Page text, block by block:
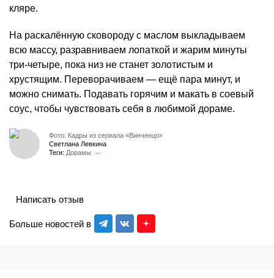
кляре.
На раскалённую сковороду с маслом выкладываем
всю массу, разравниваем лопаткой и жарим минуты
три‑четыре, пока низ не станет золотистым и
хрустящим. Переворачиваем — ещё пара минут, и
можно снимать. Подавать горячим и макать в соевый
соус, чтобы чувствовать себя в любимой дораме.
Фото: Кадры из сериала «Винченцо»
Светлана Левкина
Теги: Дорамы
Больше новостей в
Написать отзыв